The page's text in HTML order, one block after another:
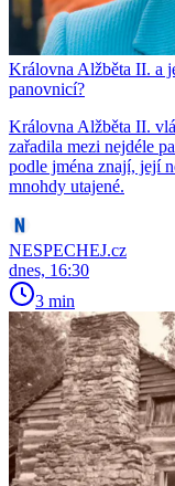
Královna Alžběta II. a
panovnicí?
Královna Alžběta II.
zařadila mezi nejdéle
podle jména znají, její
mnohdy utajené.
NESPECHEJ.cz
dnes, 16:30
3 min